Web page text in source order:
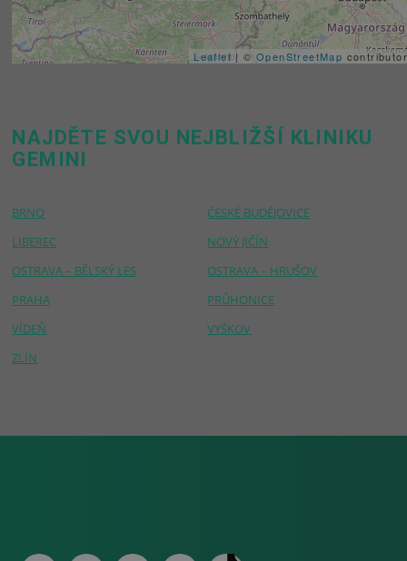
Leaflet| ©OpenStreetMap
NAJDĚTE SVOU NEJBLIŽŠÍ KLINIKU
GEMINI
BRNO
ČESKÉ BUDĚJOVICE
LIBEREC
NOVÝ JIČÍN
OSTRAVA – BĚLSKÝ LES
OSTRAVA – HRUŠOV
PRAHA
PRŮHONICE
VÍDEŇ
VYŠKOV
ZLÍN